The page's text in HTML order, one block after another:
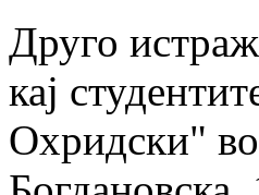
Друго
кај
Охридски"